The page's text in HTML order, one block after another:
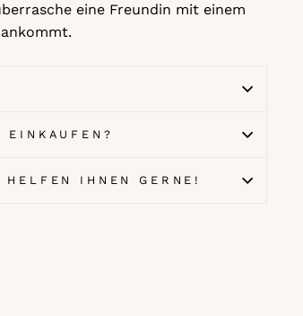
eine Freundin mit einem
EINKAUFEN?
IHNEN GERNE!